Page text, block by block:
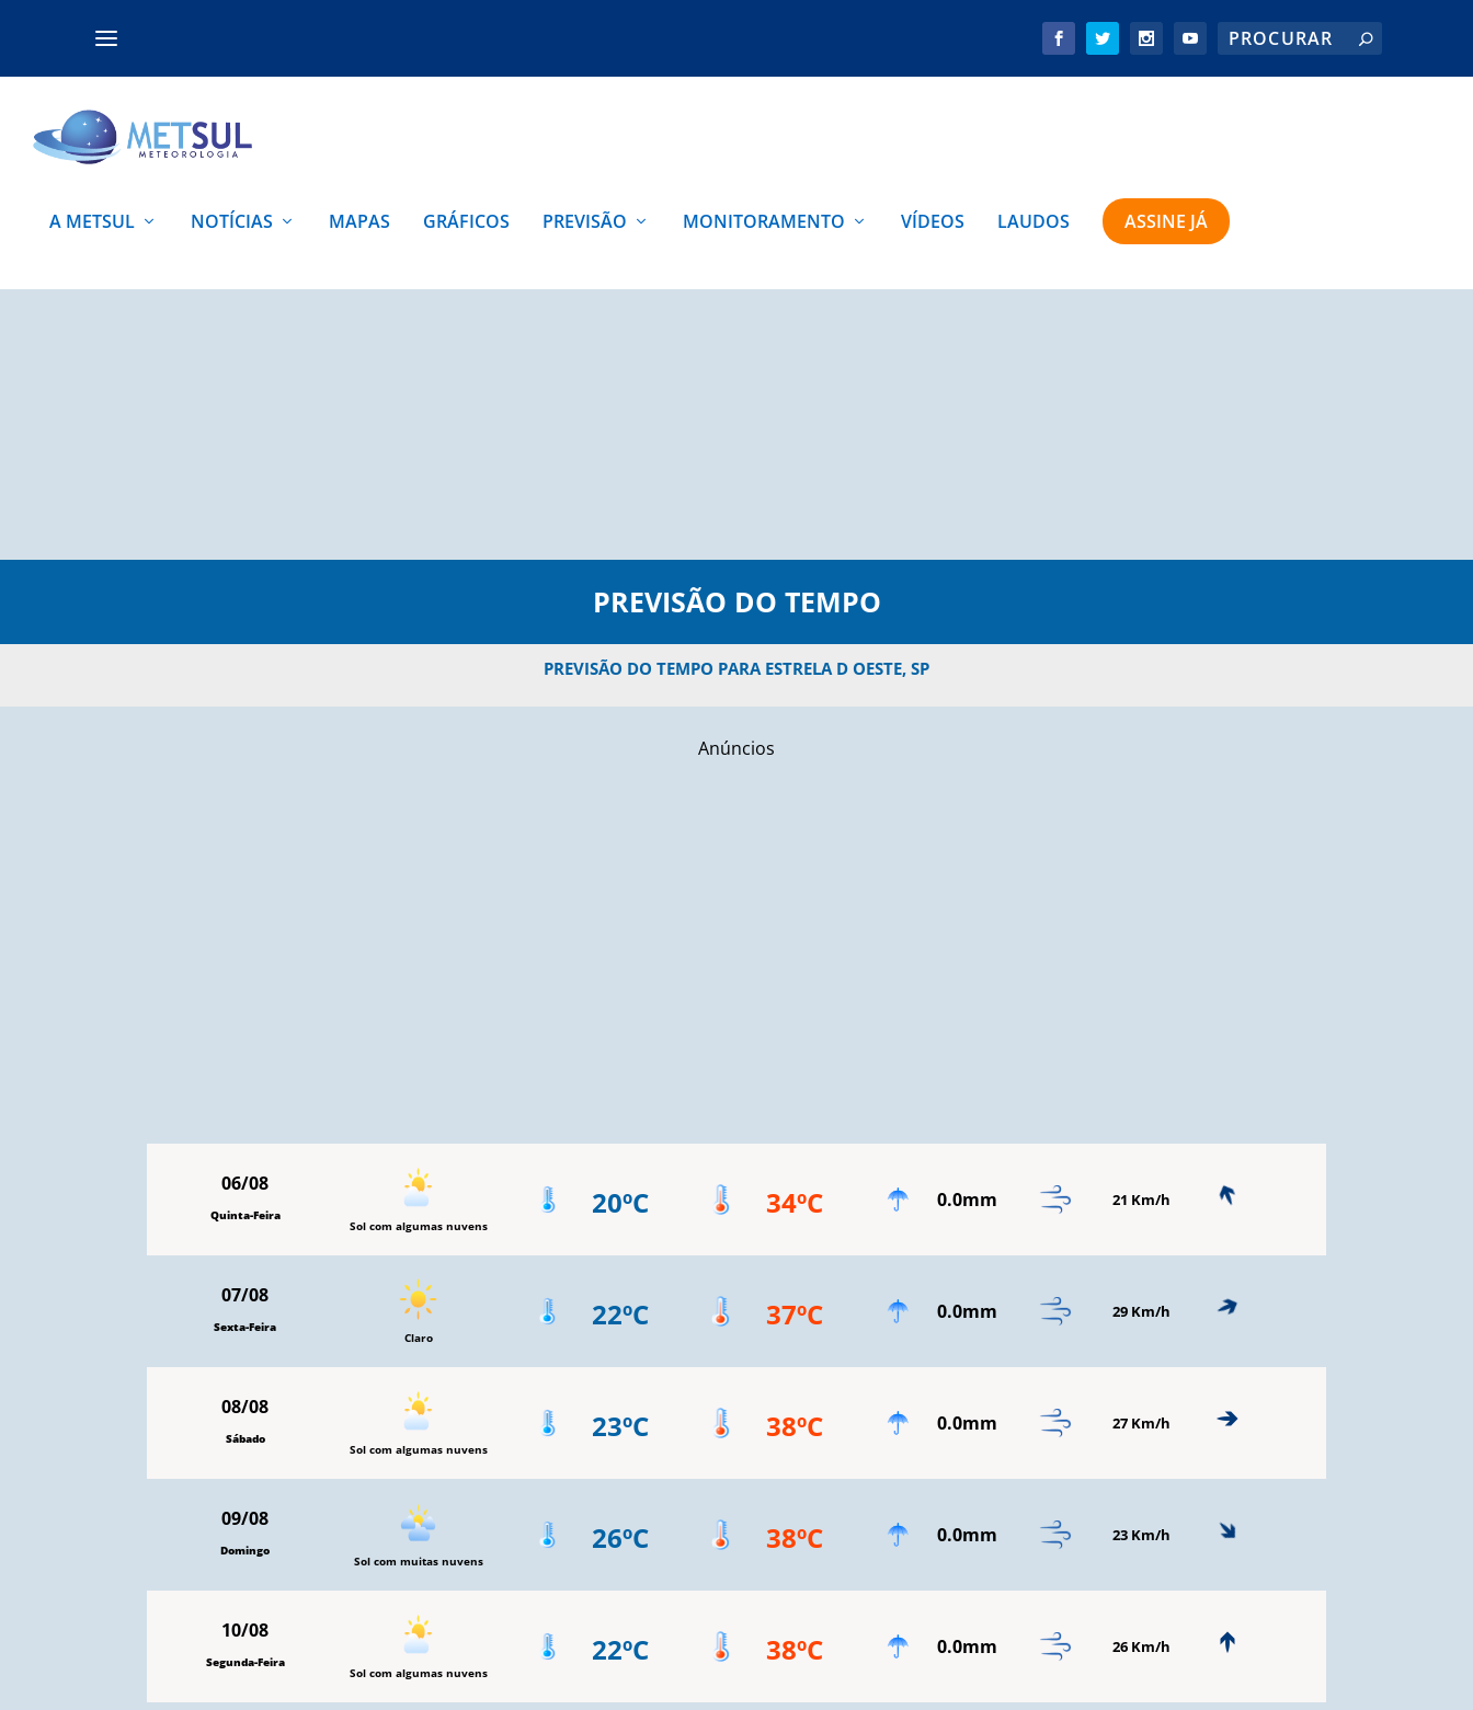
A METSUL NOTÍCIAS MAPAS GRÁFICOS PREVISÃO MONITORAMENTO VÍDEOS LAUDOS ASSINE JÁ
PREVISÃO DO TEMPO
PREVISÃO DO TEMPO PARA ESTRELA D OESTE, SP
Anúncios
06/08
Quinta-Feira
Sol com algumas nuvens
20ºC 34ºC 0.0mm 21 Km/h
07/08
Sexta-Feira
Claro
22ºC 37ºC 0.0mm 29 Km/h
08/08
Sábado
Sol com algumas nuvens
23ºC 38ºC 0.0mm 27 Km/h
09/08
Domingo
Sol com muitas nuvens
26ºC 38ºC 0.0mm 23 Km/h
10/08
Segunda-Feira
Sol com algumas nuvens
22ºC 38ºC 0.0mm 26 Km/h